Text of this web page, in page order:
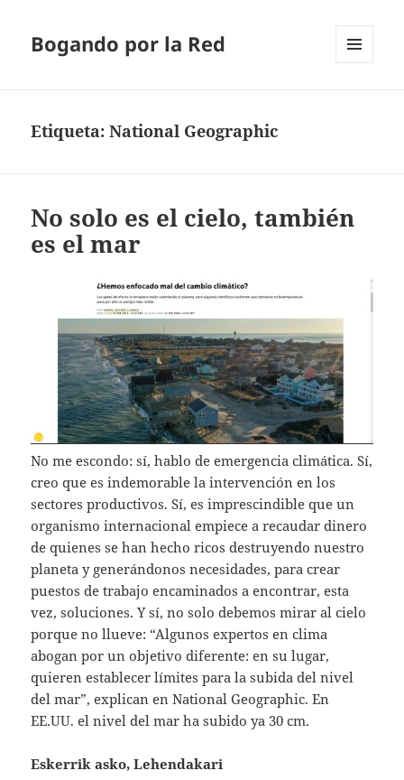
Bogando por la Red
Etiqueta:National Geographic
No solo es el cielo, también
es el mar
No me escondo: sí, hablo de emergencia climática. Sí,
creo que es indemorable la intervención en los
sectores productivos. Sí, es imprescindible que un
organismo internacional empiece a recaudar dinero
de quienes se han hecho ricos destruyendo nuestro
planeta y generándonos necesidades, para crear
puestos de trabajo encaminados a encontrar, esta
vez, soluciones. Y sí, no solo debemos mirar al cielo
porque no llueve: “Algunos expertos en clima
abogan por un objetivo diferente: en su lugar,
quieren establecer límites para la subida del nivel
del mar”, explican en National Geographic. En
EE.UU. el nivel del mar ha subido ya 30 cm.
Eskerrik asko, Lehendakari